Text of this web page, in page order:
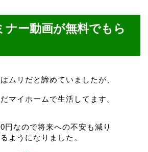
ナー動画が無料でもら
ムリだと諦めていましたが、
マイホームで生活してます。
円なので将来への不安も減り
ようになりました。